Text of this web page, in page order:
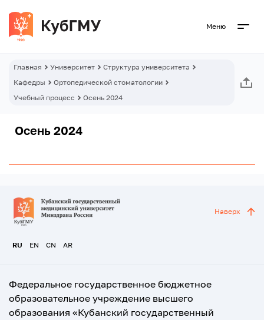
Меню
Главная Университет
Структура университета
Кафедры
Ортопедической стоматологии
Учебный процесс
Осень 2024
Осень 2024
RU EN CN AR
Наверх
Федеральное государственное бюджетное
образовательное учреждение высшего
образования «Кубанский государственный